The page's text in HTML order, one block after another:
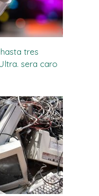
tres
sera caro